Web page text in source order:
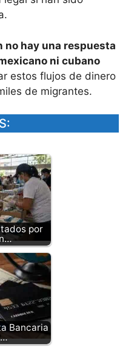
no hay una respuesta
ni cubano
estos flujos de dinero
de migrantes.
por
Bancaria